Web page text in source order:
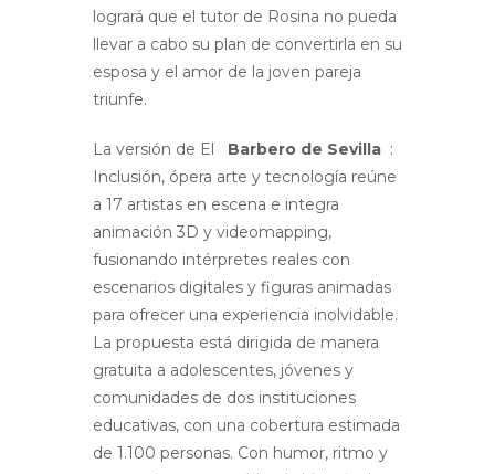
logrará que el tutor de Rosina no pueda
llevar a cabo su plan de convertirla en su
esposa y el amor de la joven pareja
triunfe.
La versión de El Barbero de Sevilla :
Inclusión, ópera arte y tecnología reúne
a 17 artistas en escena e integra
animación 3D y videomapping,
fusionando intérpretes reales con
escenarios digitales y figuras animadas
para ofrecer una experiencia inolvidable.
La propuesta está dirigida de manera
gratuita a adolescentes, jóvenes y
comunidades de dos instituciones
educativas, con una cobertura estimada
de 1.100 personas. Con humor, ritmo y